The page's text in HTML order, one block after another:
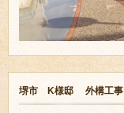
堺市 K様邸 外構工事